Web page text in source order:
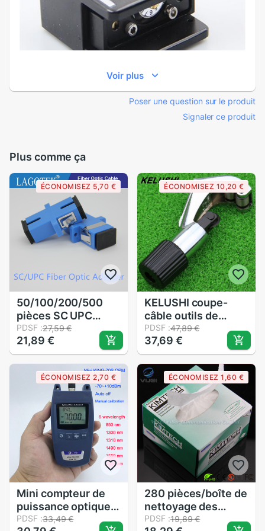
Voir plus
Poser une question sur le produit
Signaler ce produit
Plus comme ça
ÉCONOMISEZ 5,70 €
50/100/200/500
pièces SC UPC
Simplex adaptateur
Fiber optique
monomode SC
coupleur fibre
optique SC UPC
connecteur SC
PDSF :27,59 €
21,89 €
ÉCONOMISEZ 10,20 €
KELUSHI coupe-
câble outils de
dénudage optique à
fibres couteau à
dénuder latéral
coupe-câbles
ouverts
PDSF :47,89 €
37,69 €
ÉCONOMISEZ 2,70 €
Mini compteur de
puissance optique
FTTH King-70S
PDSF :33,49 €
ÉCONOMISEZ 1,60 €
280 pièces/boîte de
nettoyage des
fibres optiques
PDSF :19,89 €